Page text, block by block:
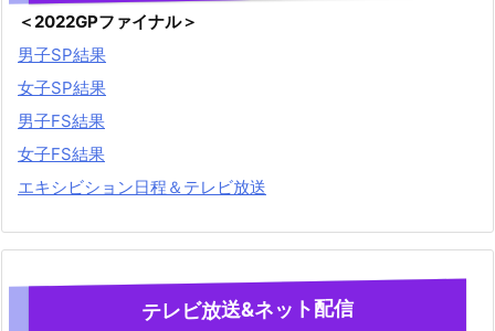
＜2022GPファイナル＞
男子SP結果
女子SP結果
男子FS結果
女子FS結果
エキシビション日程＆テレビ放送
テレビ放送&ネット配信